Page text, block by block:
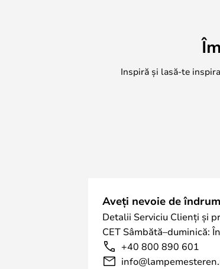
perfectă pentru a vă
Inspiră și lasă-te
Aveți nevoie de
Detalii Serviciu Clienți și
CET Sâmbătă–duminică:
+40 800 890 601